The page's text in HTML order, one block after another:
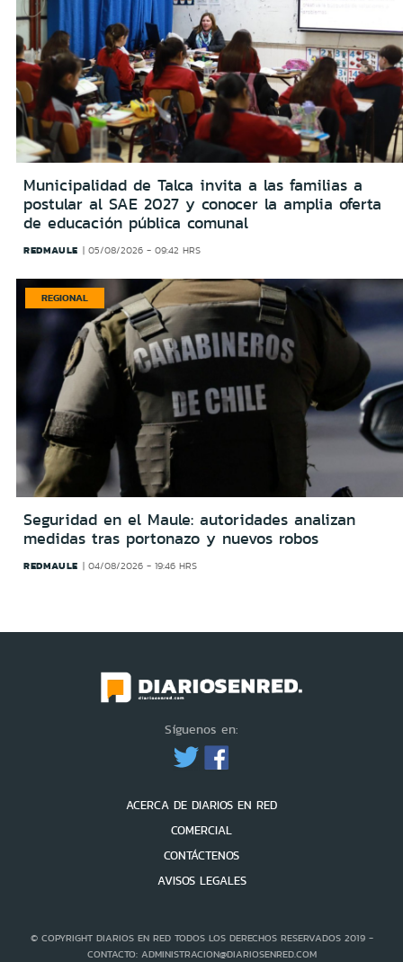
Municipalidad de Talca invita a las familias a
postular al SAE 2027 y conocer la amplia oferta
de educación pública comunal
REDMAULE 05/08/2026 - 09:42 HRS
REGIONAL
Seguridad en el Maule: autoridades analizan
medidas tras portonazo y nuevos robos
REDMAULE 04/08/2026 - 19:46 HRS
Síguenos en:
ACERCA DE DIARIOS EN RED
COMERCIAL
CONTÁCTENOS
AVISOS LEGALES
© COPYRIGHT DIARIOS EN RED TODOS LOS DERECHOS RESERVADOS 2019 -
CONTACTO: ADMINISTRACION@DIARIOSENRED.COM